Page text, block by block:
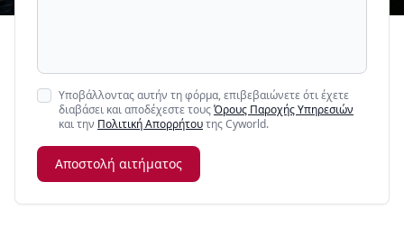
Υποβάλλοντας αυτήν τη φόρμα, επιβεβαιώνετε ότι έχετε
διαβάσει και αποδέχεστε τουςΌρους Παροχής Υπηρεσιών
και την Πολιτική Απορρήτουτης Cyworld.
Αποστολή αιτήματος